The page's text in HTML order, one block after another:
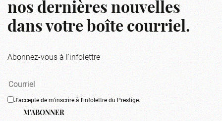
nos dernières nouvelles
dans votre boîte courriel.
Abonnez-vous à l'infolettre
J'accepte de m'inscrire à l'infolettre du Prestige.
M'ABONNER